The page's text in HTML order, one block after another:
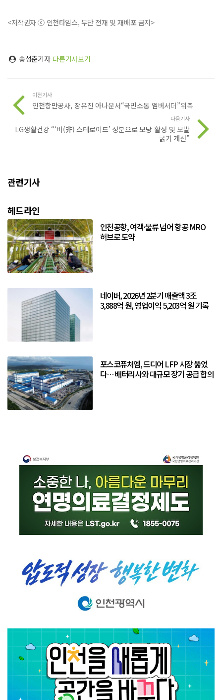
<저작권자 ⓒ 인천타임스, 무단 전재 및 재배포 금지>
송성춘기자 다른기사보기
이전기사
인천항만공사, 장유진 아나운서“국민소통 엠버서더”위촉
다음기사
LG생활건강 “‘비(非) 스테로이드’ 성분으로 모낭 활성 및 모발
굵기 개선”
관련기사
헤드라인
인천공항, 여객·물류 넘어 항공 MRO
허브로 도약
네이버, 2026년 2분기 매출액 3조
3,888억 원, 영업이익 5,203억 원 기록
포스코퓨처엠, 드디어 LFP 시장 뚫었
다… 배터리사와 대규모 장기 공급 합의